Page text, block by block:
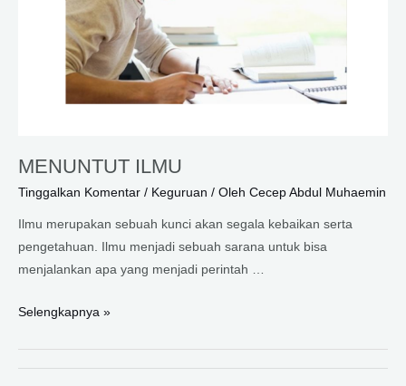
MENUNTUT ILMU
Tinggalkan Komentar / Keguruan / Oleh Cecep Abdul Muhaemin
Ilmu merupakan sebuah kunci akan segala kebaikan serta
pengetahuan. Ilmu menjadi sebuah sarana untuk bisa
menjalankan apa yang menjadi perintah …
MENUNTUT
Selengkapnya »